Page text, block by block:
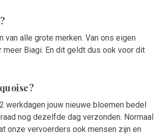
alle grote merken. Van ons eigen
meer Biagi. En dit geldt dus ook voor dit
jouw nieuwe bloemen bedel
nog dezelfde dag verzonden. Normaal
onze vervoerders ook mensen zijn en